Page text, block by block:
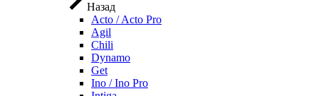
Назад
Acto / Acto Pro
Agil
Chili
Dynamo
Get
Ino / Ino Pro